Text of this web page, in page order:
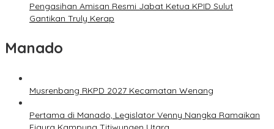
Pengasihan Amisan Resmi Jabat Ketua KPID Sulut
Gantikan Truly Kerap
Manado
Musrenbang RKPD 2027 Kecamatan Wenang
Pertama di Manado, Legislator Venny Nangka Ramaikan